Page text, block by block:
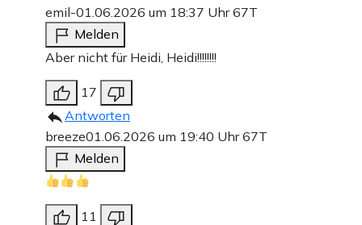
emil-01.06.2026 um 18:37 Uhr67T
Melden
Aber nicht für Heidi, Heidi!!!!!!!!
17
Antworten
breeze01.06.2026 um 19:40 Uhr67T
Melden
11